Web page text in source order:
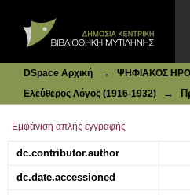
DSpace Αρχική →
ΨΗΦΙΑΚΟΣ
Ελεύθερος Λόγος (1916-1932)
→
Εμφάνιση απλής εγγραφής
dc.contributor.author
dc.date.accessioned